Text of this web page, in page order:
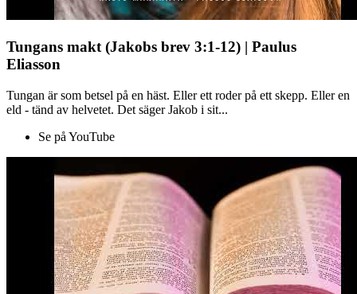
Tungans makt (Jakobs brev 3:1-12) | Paulus
Eliasson
Tungan är som betsel på en häst. Eller ett roder på ett skepp. Eller en
eld - tänd av helvetet. Det säger Jakob i sit...
Se på YouTube